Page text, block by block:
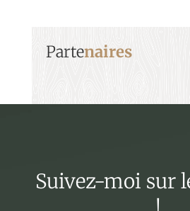
Partenaires
Suivez-moi sur